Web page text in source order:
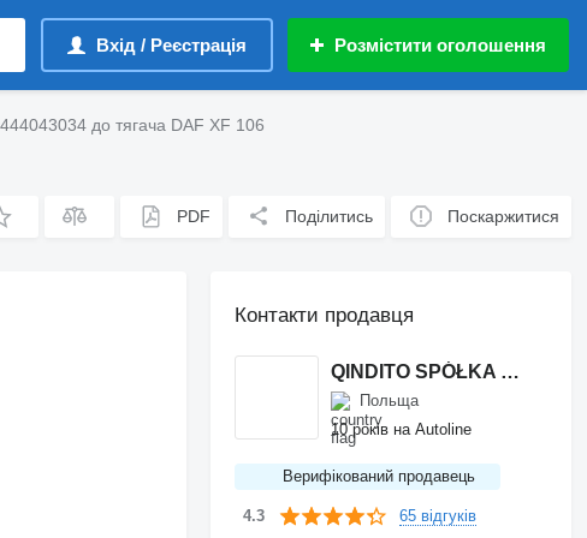
Вхід / Реєстрація Розмістити оголошення
до тягача DAF XF 106
PDF Поділитись Поскаржитися
Контакти продавця
QINDITO SPÓŁKA Z OGRANICZONĄ ODPOWIEDZIALNOŚCIĄ
Польща
10 років на Autoline
Верифікований продавець
4.3 65 відгуків